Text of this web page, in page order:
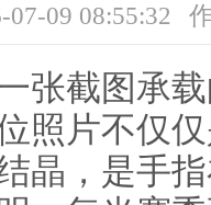
07-09 08:55:32
张截图承
照片不仅
晶，是手